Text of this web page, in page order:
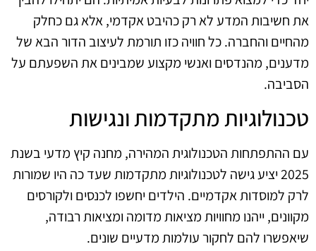
את חשיבות המדע לא רק כהיבט אקדמי, אלא גם כחלק
מהחיים והחברה. כל חוויה כזו תורמת לעיצוב הדור הבא של
מדענים, מהנדסים ואנשי מקצוע שמבינים את השפעתם על
הסביבה.
טכנולוגיות מתקדמות ונגישות
עם ההתפתחות הטכנולוגית המהירה, מחנה קיץ מדעי בשנת
2025 יציע גישה לטכנולוגיות מתקדמות שעד כה היו שמורות
לרק למוסדות אקדמיים. הילדים יחשפו לכנסים ולקורסים
מקוונים, ייהנו מחוויות מציאות מדומה ומציאות רבודה,
שיאפשרו להם לחקור עולמות מדעיים שונים.